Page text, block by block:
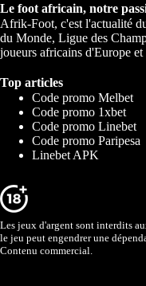
Le foot africain, notre
Afrik-Foot, c'est l'actualité
du Monde, Ligue des
joueurs africains d'Europe
Top articles
Code promo Melbet
Code promo 1xbet
Code promo Linebet
Code promo Paripesa
Linebet APK
Les jeux d'argent sont interdits
le jeu peut engendrer une
Contenu commercial.